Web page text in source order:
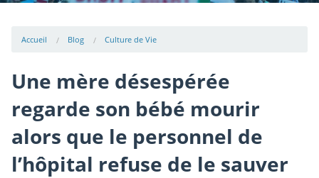
Accueil Blog Culture de Vie
Une mère désespérée
regarde son bébé mourir
alors que le personnel de
l’hôpital refuse de le sauver